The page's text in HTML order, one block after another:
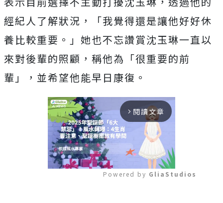
經紀人了解狀況，「我覺得還是讓他好好休
養比較重要。」她也不忘讚賞沈玉琳一直以
來對後輩的照顧，稱他為「很重要的前
輩」，並希望他能早日康復。
arrow_forward_ios 閱讀文章
Powered by GliaStudios